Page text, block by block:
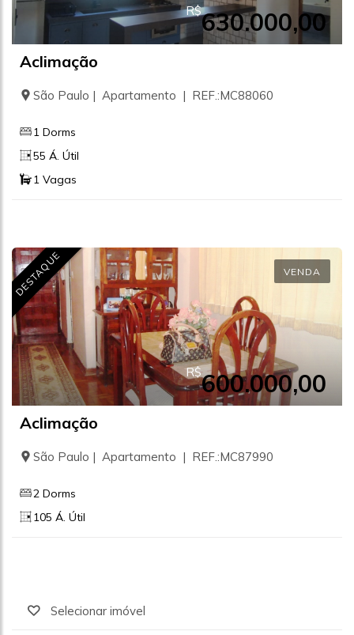
R$630.000,00
Aclimação
São Paulo | Apartamento | REF.:MC88060
1 Dorms
55 Á. Útil
1 Vagas
DESTAQUE VENDA
R$600.000,00
Aclimação
São Paulo | Apartamento | REF.:MC87990
2 Dorms
105 Á. Útil
Selecionar imóvel